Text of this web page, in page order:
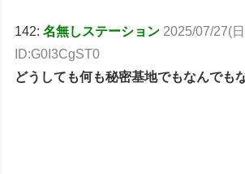
142:名無しステーション 2025/07/27(
ID:G0I3CgST0
どうしても何も秘密基地でもなんでも